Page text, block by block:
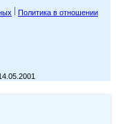
Политика в отношении